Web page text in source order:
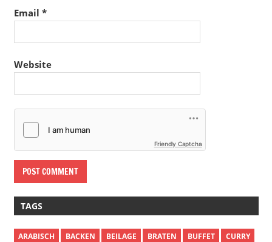
Email *
Website
Friendly Captcha
TAGS
ARABISCH BACKEN BEILAGE BRATEN BUFFET
CURRY